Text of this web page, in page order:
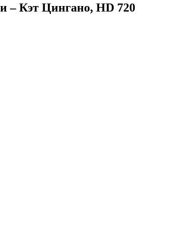
– Кэт Цингано, HD 720